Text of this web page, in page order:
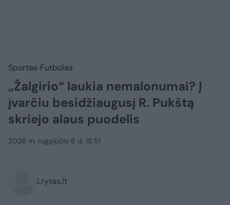
Sportas Futbolas
„Žalgirio“ laukia nemalonumai? Į
įvarčiu besidžiaugusį R. Pukštą
skriejo alaus puodelis
2026 m. rugpjūčio 6 d. 18:51
Lrytas.lt